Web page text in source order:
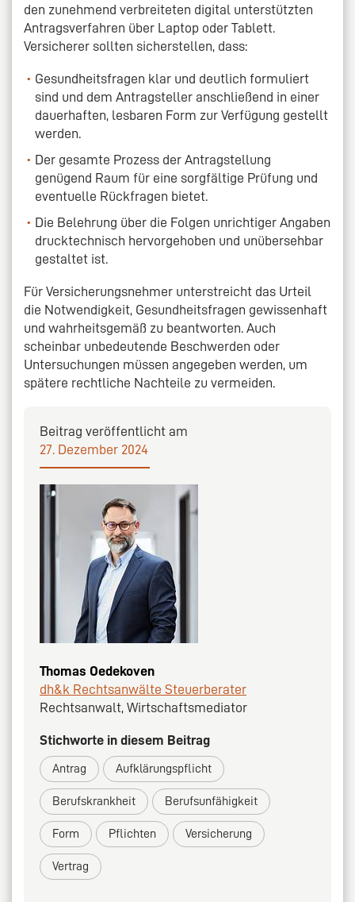
den zunehmend verbreiteten digital unterstützten
Antragsverfahren über Laptop oder Tablett.
Versicherer sollten sicherstellen, dass:
Gesundheitsfragen klar und deutlich formuliert
sind und dem Antragsteller anschließend in einer
dauerhaften, lesbaren Form zur Verfügung gestellt
werden.
Der gesamte Prozess der Antragstellung
genügend Raum für eine sorgfältige Prüfung und
eventuelle Rückfragen bietet.
Die Belehrung über die Folgen unrichtiger Angaben
drucktechnisch hervorgehoben und unübersehbar
gestaltet ist.
Für Versicherungsnehmer unterstreicht das Urteil
die Notwendigkeit, Gesundheitsfragen gewissenhaft
und wahrheitsgemäß zu beantworten. Auch
scheinbar unbedeutende Beschwerden oder
Untersuchungen müssen angegeben werden, um
spätere rechtliche Nachteile zu vermeiden.
Beitrag veröffentlicht am
27. Dezember 2024
Thomas Oedekoven
dh&k Rechtsanwälte Steuerberater
Rechtsanwalt, Wirtschaftsmediator
Stichworte in diesem Beitrag
Antrag Aufklärungspflicht
Berufskrankheit Berufsunfähigkeit
Form Pflichten Versicherung
Vertrag